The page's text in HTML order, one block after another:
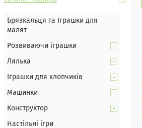
Брязкальця та Іграшки для
малят
Розвиваючи іграшки
Лялька
Іграшки для хлопчиків
Машинки
Конструктор
Настільні ігри